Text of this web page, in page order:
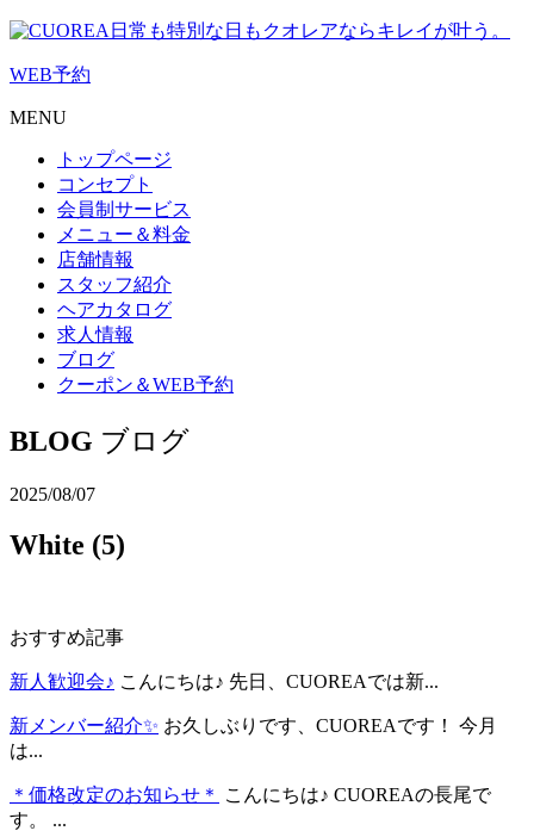
日常も特別な日もクオレアならキレイが叶う。
WEB予約
MENU
トップページ
コンセプト
会員制サービス
メニュー＆料金
店舗情報
スタッフ紹介
ヘアカタログ
求人情報
ブログ
クーポン＆WEB予約
BLOG ブログ
2025/08/07
White (5)
おすすめ記事
新人歓迎会♪ こんにちは♪ 先日、CUOREAでは新...
新メンバー紹介✨ お久しぶりです、CUOREAです！ 今月
は...
＊価格改定のお知らせ＊
こんにちは♪ CUOREAの長尾で
す。 ...